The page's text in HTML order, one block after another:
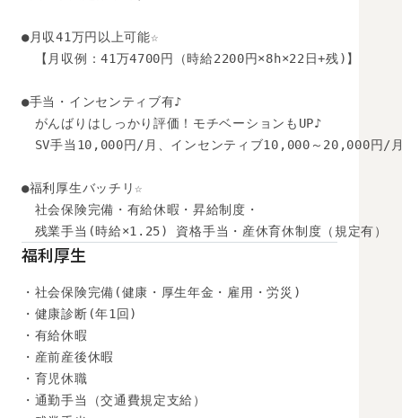
●月収41万円以上可能☆
【月収例：41万4700円（時給2200円×8h×22日+残)】
●手当・インセンティブ有♪
がんばりはしっかり評価！モチベーションもUP♪
SV手当10,000円/月、インセンティブ10,000～20,000円/
●福利厚生バッチリ☆
社会保険完備・有給休暇・昇給制度・
残業手当(時給×1.25) 資格手当・産休育休制度（規定有）
福利厚生
・社会保険完備(健康・厚生年金・雇用・労災)
・健康診断(年1回)
・有給休暇
・産前産後休暇
・育児休職
・通勤手当（交通費規定支給）